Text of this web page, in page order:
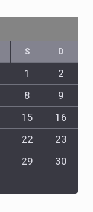
S D
1
2
8
9
15
16
22
23
29
30